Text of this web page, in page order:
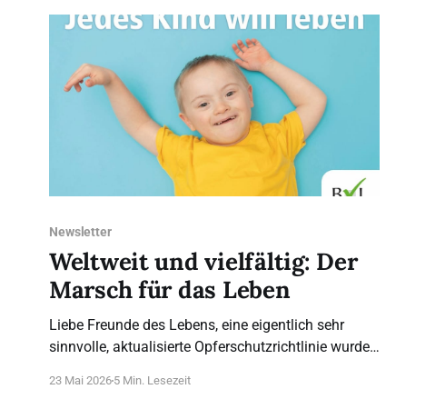
Newsletter
Weltweit und vielfältig: Der
Marsch für das Leben
Liebe Freunde des Lebens, eine eigentlich sehr
sinnvolle, aktualisierte Opferschutzrichtlinie wurde
23 Mai 20265 Min. Lesezeit